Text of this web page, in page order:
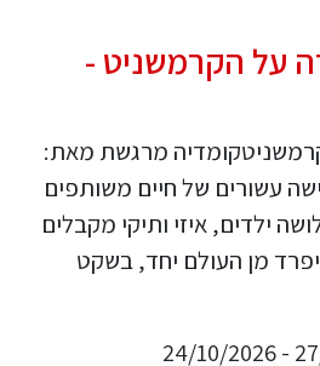
על הקרמשניט -
מרגשת מאת:
עשורים של חיים משותפים
ילדים, איזי ותיקי מקבלים
מן העולם יחד, בשקט